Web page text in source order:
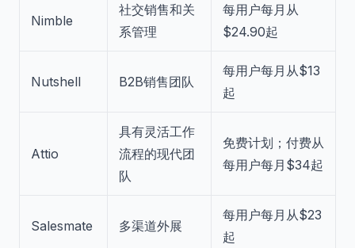
Nimble
社交销售和关
系管理
每用户每月从
$24.90起
Nutshell B2B销售团队
每用户每月从$13
起
Attio
具有灵活工作
流程的现代团
队
免费计划；付费从
每用户每月$34起
Salesmate 多渠道外展
每用户每月从$23
起